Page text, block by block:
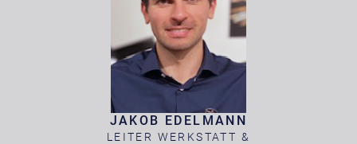
JAKOB EDELMANN
LEITER WERKSTATT &